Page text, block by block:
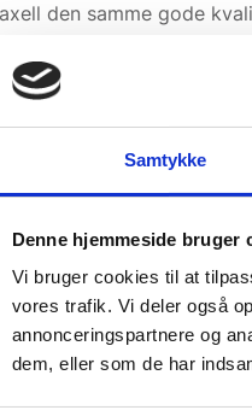
Samtykke
Denne hjemmeside bruger
Vi bruger cookies til at
vores trafik. Vi deler også
annonceringspartnere og
dem, eller som de har
den samme gode
dig de bedste
i Seki, Japan.
traditionelle japanske
op til, gennem
i mere end 32 lande i hele
her hvorfor